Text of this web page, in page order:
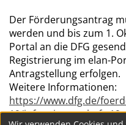
Der Förderungsantrag
werden und bis zum 1.
Portal an die DFG
Registrierung im elan-
Antragstellung erfolgen.
Weitere Informationen:
https://www.dfg.de/
19/